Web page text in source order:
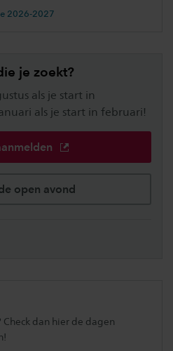
2026-2027
je zoekt?
als je start in
als je start in februari!
open avond
dan hier de dagen